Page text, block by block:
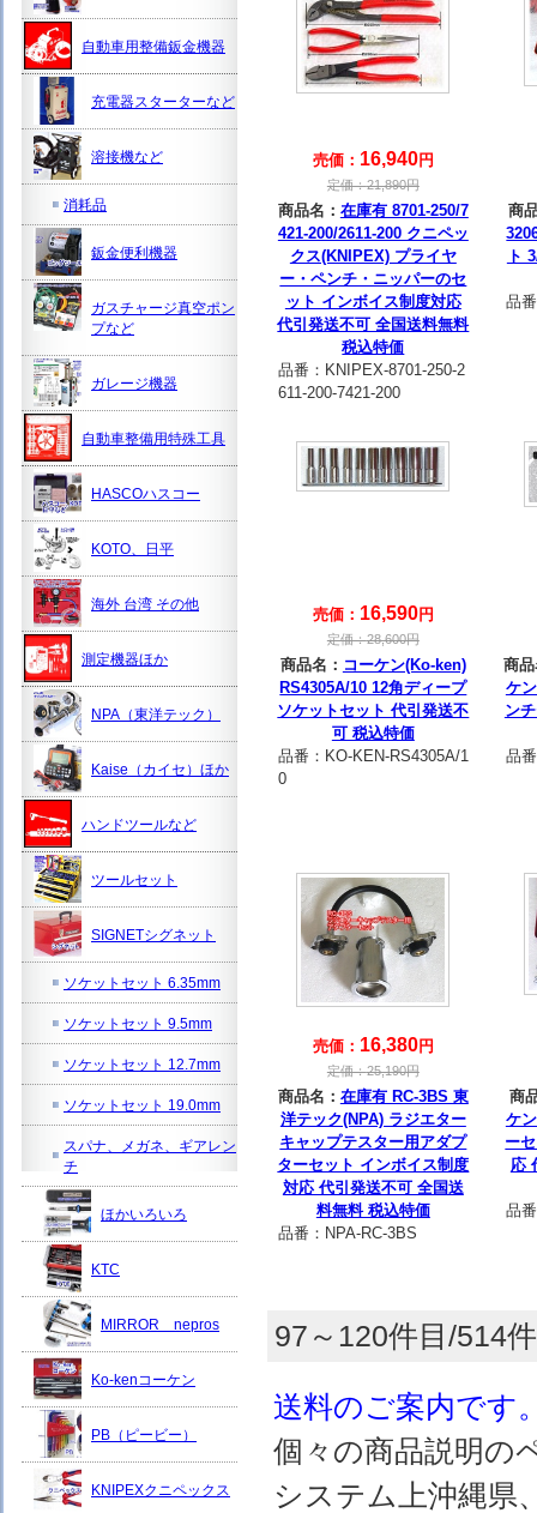
売価： 16,940円
定価：21,890円
商品名： 在庫有 8701-250/7
421-200/2611-200 クニペッ
クス(KNIPEX) プライヤ
ー・ペンチ・ニッパーのセ
ット インボイス制度対応
代引発送不可 全国送料無料
税込特価
品番： KNIPEX-8701-250-2
611-200-7421-200
商
ト
品
売価： 16,590円
定価：28,600円
商品名： コーケン(Ko-ken)
RS4305A/10 12角ディープ
ソケットセット 代引発送不
可 税込特価
品番： KO-KEN-RS4305A/1
0
商
ケ
ン
品
売価： 16,380円
定価：25,190円
商品名： 在庫有 RC-3BS 東
洋テック(NPA) ラジエター
キャップテスター用アダプ
ターセット インボイス制度
対応 代引発送不可 全国送
料無料 税込特価
品番： NPA-RC-3BS
商
ケ
ー
応
品
97～120件目/514件
送料のご案内です
個々の商品説明の
システム上沖縄県
自動車用整備鈑金機器
充電器スターターなど
溶接機など
消耗品
鈑金便利機器
ガスチャージ真空ポン
プなど
ガレージ機器
自動車整備用特殊工具
HASCOハスコー
KOTO、日平
海外 台湾 その他
測定機器ほか
NPA（東洋テック）
Kaise（カイセ）ほか
ハンドツールなど
ツールセット
SIGNETシグネット
ソケットセット 6.35mm
ソケットセット 9.5mm
ソケットセット 12.7mm
ソケットセット 19.0mm
スパナ、メガネ、ギアレン
チ
ほかいろいろ
KTC
MIRROR nepros
Ko-kenコーケン
PB（ピービー）
KNIPEXクニペックス